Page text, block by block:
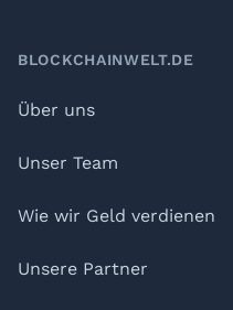
BLOCKCHAINWELT.DE
Über uns
Unser Team
Wie wir Geld verdienen
Unsere Partner